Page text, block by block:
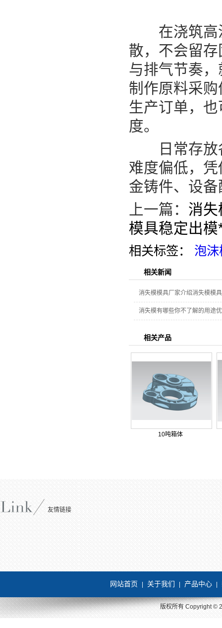
在浇筑高温
散，不会留
与排气节奏
制作原料采
生产订单，
度。
日常存放各
难度偏低，
金铸件、设
上一篇： 消失
模具稳定出
相关标签： 泡沫
相关新闻
消失模模具厂家介绍消失模模
消失模有哪些你不了解的用途
相关产品
10吨箱体
友情链接
网站首页 关于我们 产品中心
版权所有 Copyright ©